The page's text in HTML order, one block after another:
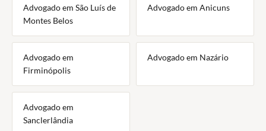
Advogado em São Luís de
Montes Belos
Advogado em Anicuns
Advogado em
Firminópolis
Advogado em Nazário
Advogado em
Sanclerlândia